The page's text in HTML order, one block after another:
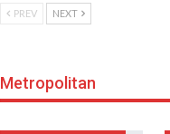
PREV NEXT
Metropolitan